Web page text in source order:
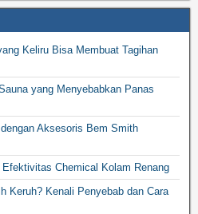
Keliru Bisa Membuat Tagihan
yang Menyebabkan Panas
Aksesoris Bem Smith
Chemical Kolam Renang
Keruh? Kenali Penyebab dan Cara